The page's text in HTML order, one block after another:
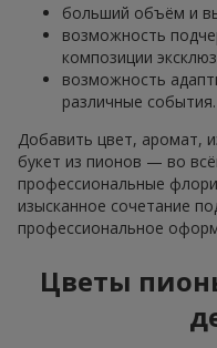
больший объём и
возможность
композиции
возможность
различные события.
Добавить цвет, аромат,
букет из пионов — во
профессиональные
изысканное сочетание
профессиональное
Цветы